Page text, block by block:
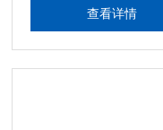
查看详情